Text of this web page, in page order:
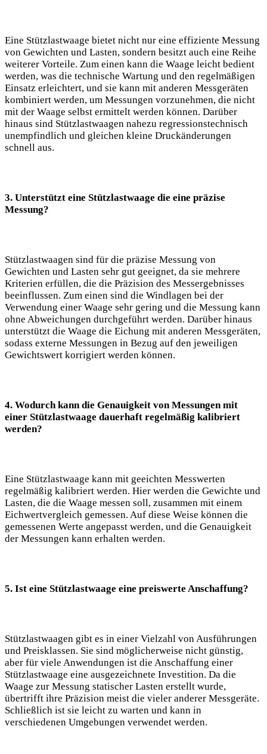
Eine Stützlastwaage bietet nicht nur eine effiziente Messung
von Gewichten und Lasten, sondern besitzt auch eine Reihe
weiterer Vorteile. Zum einen kann die Waage leicht bedient
werden, was die technische Wartung und den regelmäßigen
Einsatz erleichtert, und sie kann mit anderen Messgeräten
kombiniert werden, um Messungen vorzunehmen, die nicht
mit der Waage selbst ermittelt werden können. Darüber
hinaus sind Stützlastwaagen nahezu regressionstechnisch
unempfindlich und gleichen kleine Druckänderungen
schnell aus.
3. Unterstützt eine Stützlastwaage die eine präzise
Messung?
Stützlastwaagen sind für die präzise Messung von
Gewichten und Lasten sehr gut geeignet, da sie mehrere
Kriterien erfüllen, die die Präzision des Messergebnisses
beeinflussen. Zum einen sind die Windlagen bei der
Verwendung einer Waage sehr gering und die Messung kann
ohne Abweichungen durchgeführt werden. Darüber hinaus
unterstützt die Waage die Eichung mit anderen Messgeräten,
sodass externe Messungen in Bezug auf den jeweiligen
Gewichtswert korrigiert werden können.
4. Wodurch kann die Genauigkeit von Messungen mit
einer Stützlastwaage dauerhaft regelmäßig kalibriert
werden?
Eine Stützlastwaage kann mit geeichten Messwerten
regelmäßig kalibriert werden. Hier werden die Gewichte und
Lasten, die die Waage messen soll, zusammen mit einem
Eichwertvergleich gemessen. Auf diese Weise können die
gemessenen Werte angepasst werden, und die Genauigkeit
der Messungen kann erhalten werden.
5. Ist eine Stützlastwaage eine preiswerte Anschaffung?
Stützlastwaagen gibt es in einer Vielzahl von Ausführungen
und Preisklassen. Sie sind möglicherweise nicht günstig,
aber für viele Anwendungen ist die Anschaffung einer
Stützlastwaage eine ausgezeichnete Investition. Da die
Waage zur Messung statischer Lasten erstellt wurde,
übertrifft ihre Präzision meist die vieler anderer Messgeräte.
Schließlich ist sie leicht zu warten und kann in
verschiedenen Umgebungen verwendet werden.